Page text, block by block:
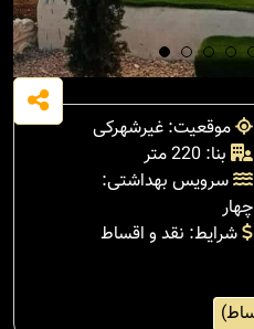
موقعیت: غیرشهرکی
بنا: 220 متر
سرویس بهداشتی:
چهار
شرایط: نقد و اقساط